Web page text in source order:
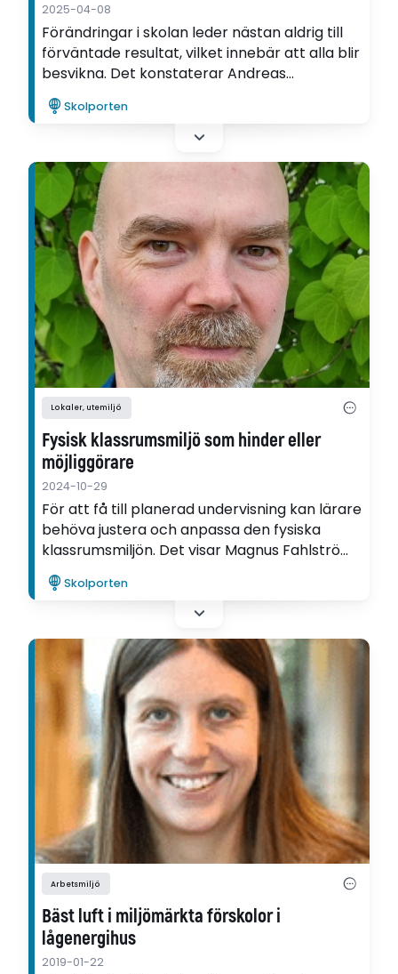
2025-04-08
Förändringar i skolan leder nästan aldrig till
förväntade resultat, vilket innebär att alla blir
besvikna. Det konstaterar Andreas
Westerberg som forskat om förändringar
kring undervisningsideal och skolutrustning i
Skolporten
Lokaler, utemiljö
Fysisk klassrumsmiljö som hinder eller
möjliggörare
2024-10-29
För att få till planerad undervisning kan lärare
behöva justera och anpassa den fysiska
klassrumsmiljön. Det visar Magnus Fahlström i
sin avhandling.
Skolporten
Arbetsmiljö
Bäst luft i miljömärkta förskolor i
lågenergihus
2019-01-22